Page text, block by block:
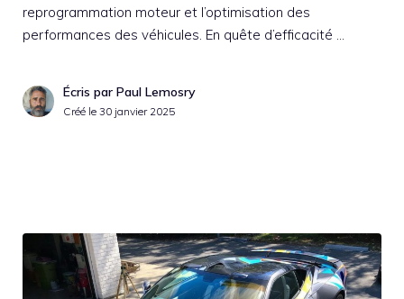
reprogrammation moteur et l’optimisation des
performances des véhicules. En quête d’efficacité …
Écris par Paul Lemosry
Créé le 30 janvier 2025